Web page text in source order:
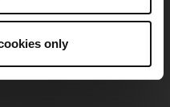
only